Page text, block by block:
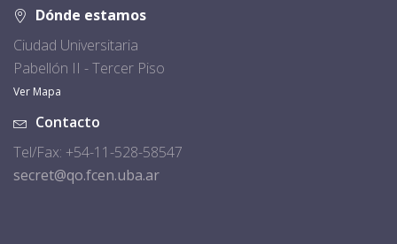
Dónde estamos
Ciudad Universitaria
Pabellón II - Tercer Piso
Ver Mapa
Contacto
Tel/Fax: +54-11-528-58547
secret@qo.fcen.uba.ar